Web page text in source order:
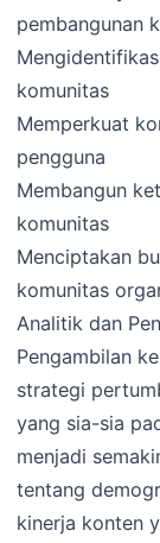
pembangunan
komunitas
Memperkuat
pengguna
Membangun
komunitas
Menciptakan
komunitas
Analitik dan
Pengambilan
strategi
yang sia-sia
menjadi
tentang
kinerja konten